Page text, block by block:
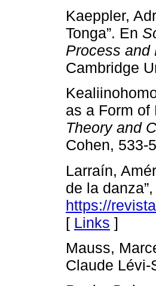
Kaeppler,
Tonga”. En
Process and
Cambridge
as a Form of
Theory and
Cohen, 533-
Larraín,
de la
https://
[ Links ]
Mauss,
Claude